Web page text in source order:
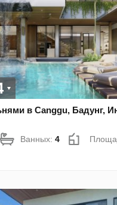
в Canggu, Бадунг,
Ванных:4